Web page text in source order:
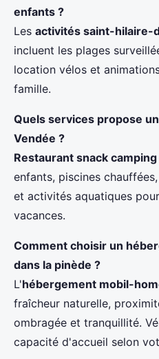
enfants ?
Les activités saint-hilaire-
incluent les plages
location vélos et
famille.
Quels services propose
Vendée ?
Restaurant snack
enfants, piscines
et activités aquatiques
vacances.
Comment choisir un
dans la pinède ?
L'hébergement mobil-
fraîcheur naturelle,
ombragée et tranquillité.
capacité d'accueil selon